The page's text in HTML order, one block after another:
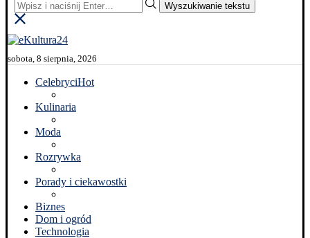
Wyszukiwanie tekstu
sobota, 8 sierpnia, 2026
CelebryciHot
Kulinaria
Moda
Rozrywka
Porady i ciekawostki
Biznes
Dom i ogród
Technologia